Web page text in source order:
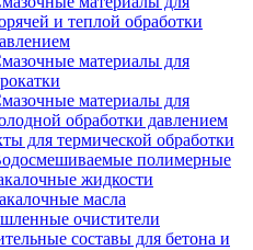
и теплой обработки
материалы для
материалы для
обработки давлением
для термической обработки
полимерные
жидкости
масла
очистители
составы для бетона и